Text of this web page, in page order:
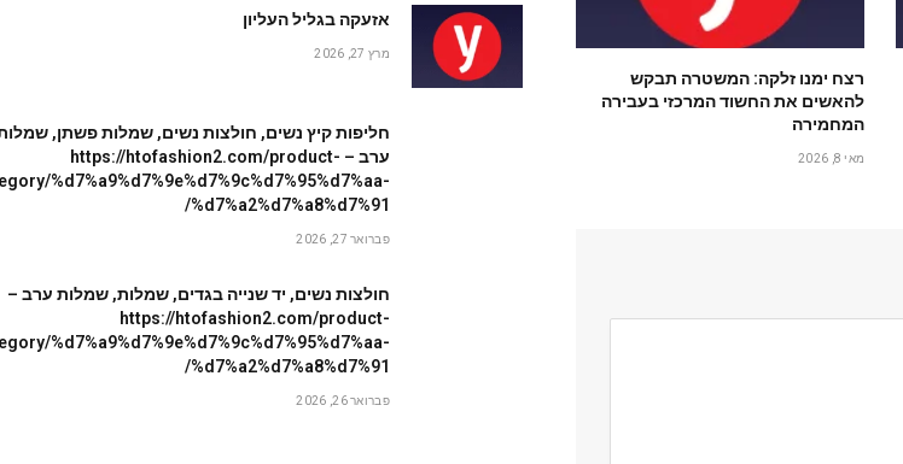
רצח ימנו זלקה: המשטרה תבקש
להאשים את החשוד המרכזי בעבירה
המחמירה
מאי 8, 2026
אזעקה בגליל העליון
מרץ 27, 2026
חליפות קיץ נשים, חולצות נשים, שמלות פשתן,
ערב – https://htofashion2.com/product-
%d7%a9%d7%9e%d7%9c%d7%95%d7%aa-
%d7%a2%d7%a8%d7%91/
פברואר 27, 2026
חולצות נשים, יד שנייה בגדים, שמלות, שמלות ערב –
https://htofashion2.com/product-
%d7%a9%d7%9e%d7%9c%d7%95%d7%aa-
%d7%a2%d7%a8%d7%91/
פברואר 26, 2026